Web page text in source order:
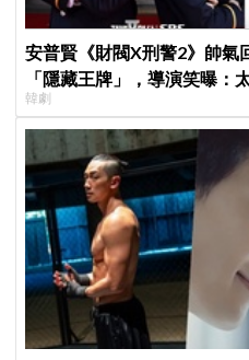
安普賢《財閥X刑警2》帥氣
「隱藏王牌」，導演笑曝：
韓劇